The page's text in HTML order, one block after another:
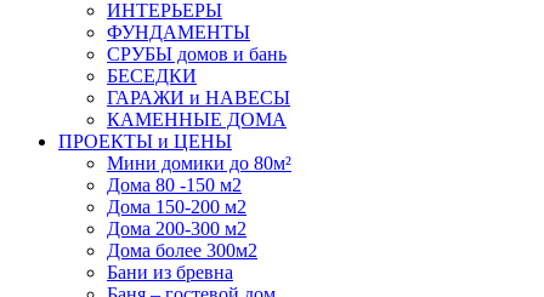
ИНТЕРЬЕРЫ
ФУНДАМЕНТЫ
СРУБЫ домов и бань
БЕСЕДКИ
ГАРАЖИ и НАВЕСЫ
КАМЕННЫЕ ДОМА
ПРОЕКТЫ и ЦЕНЫ
Мини домики до 80м²
Дома 80 -150 м2
Дома 150-200 м2
Дома 200-300 м2
Дома более 300м2
Бани из бревна